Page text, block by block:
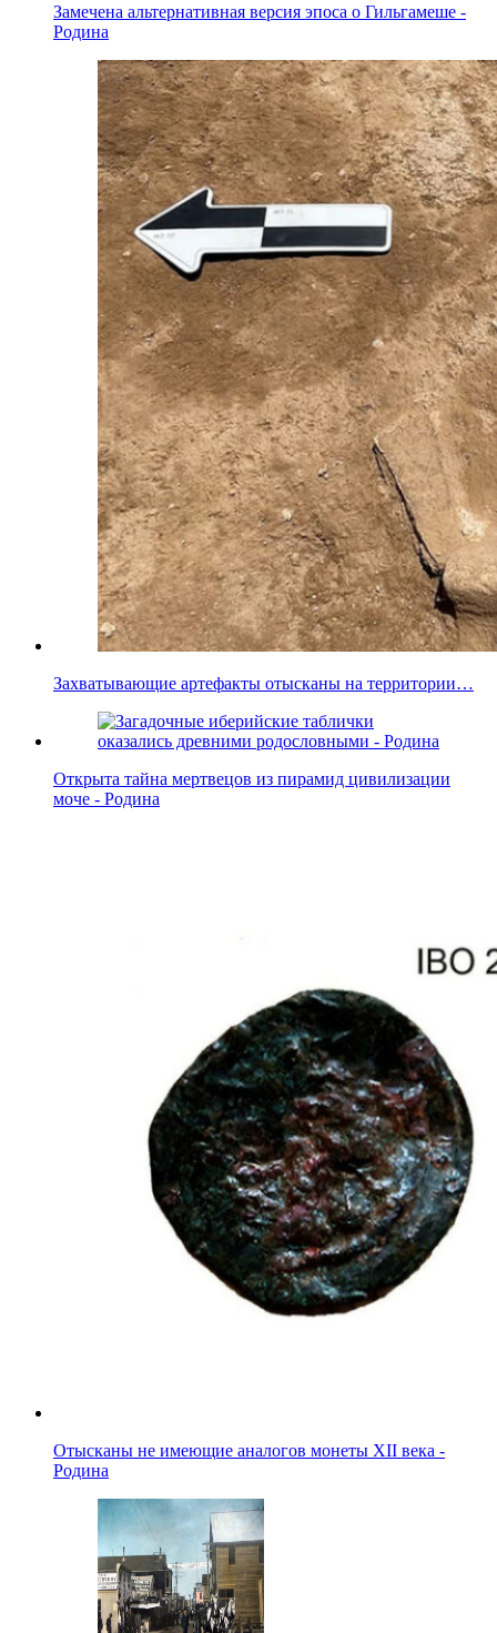
Замечена альтернативная версия эпоса о Гильгамеше -
Родина
Захватывающие артефакты отысканы на территории…
Открыта тайна мертвецов из пирамид цивилизации
моче - Родина
Отысканы не имеющие аналогов монеты XII века -
Родина